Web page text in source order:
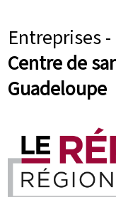
Entreprises -
Centre de
Guadeloupe